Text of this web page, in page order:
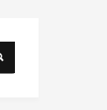
sugestão